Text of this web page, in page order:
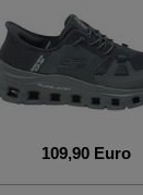
109,90 Euro